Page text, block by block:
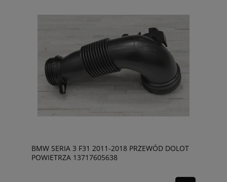
BMW SERIA 3 F31 2011-2018 PRZEWÓD DOLOT
POWIETRZA 13717605638